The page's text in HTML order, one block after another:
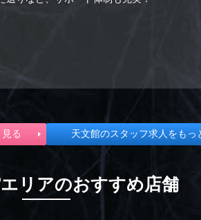
る 天文館のスタッフ求人をもっ
リアのおすすめ店舗